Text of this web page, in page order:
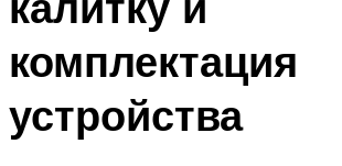
комплектация
устройства